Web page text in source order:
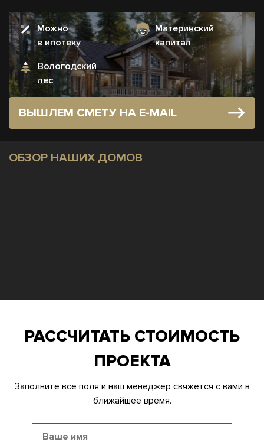
Можно
в ипотеку
Материнский
капитал
Вологодский
лес
ВЫШЛЕМ СМЕТУ НА E-MAIL
ОБЗОР НАШИХ ДОМОВ
РАССЧИТАТЬ СТОИМОСТЬ
ПРОЕКТА
Заполните все поля и наш менеджер свяжется с вами в
ближайшее время.